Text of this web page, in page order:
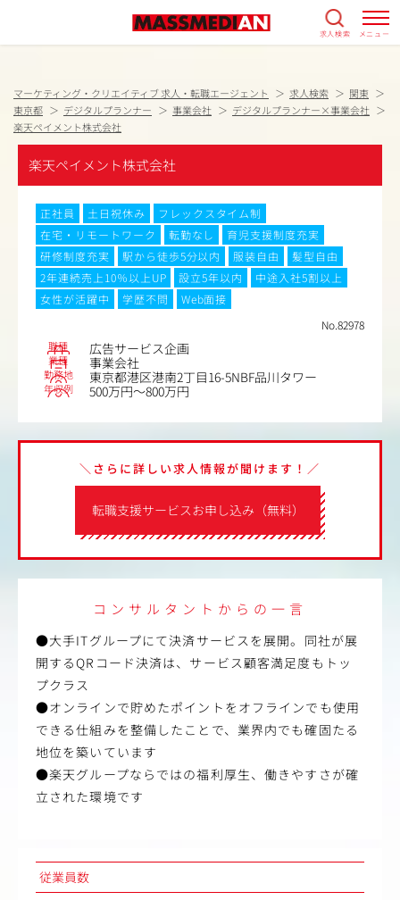
求人検索 メニュー
マーケティング・クリエイティブ 求人・転職エージェント 求人検索
関東
東京都
デジタルプランナー 事業会社
デジタルプランナー×事業会社
楽天ペイメント株式会社
楽天ペイメント株式会社
正社員 土日祝休み
フレックスタイム制
在宅・リモートワーク
転勤なし
育児支援制度充実
研修制度充実
駅から徒歩5分以内 服装自由
髪型自由
2年連続売上10％以上UP
設立5年以内
中途入社5割以上
女性が活躍中
学歴不問
Web面接
No.82978
職種 広告サービス企画
業種 事業会社
勤務地 東京都港区港南2丁目16-5NBF品川タワー
年収例 500万円～800万円
転職支援サービスお申し込み（無料）
＼さらに詳しい求人情報が聞けます！／
コンサルタントからの一言
●大手ITグループにて決済サービスを展開。同社が展
開するQRコード決済は、サービス顧客満足度もトッ
プクラス
●オンラインで貯めたポイントをオフラインでも使用
できる仕組みを整備したことで、業界内でも確固たる
地位を築いています
●楽天グループならではの福利厚生、働きやすさが確
立された環境です
従業員数